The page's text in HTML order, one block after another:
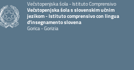
Večstopenjska šola - Istituto Comprensivo
Večstopenjska šola s slovenskim učnim
jezikom - Istituto comprensivo con lingua
d'insegnamento slovena
Gorica - Gorizia